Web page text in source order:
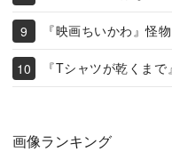
『映画ちいかわ』怪
『Tシャツが乾くま
画像ランキング